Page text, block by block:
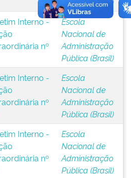
Interno -
nº
Escola
Nacional de
Administração
Pública (Brasil)
Interno -
nº
Escola
Nacional de
Administração
Pública (Brasil)
Interno -
nº
Escola
Nacional de
Administração
Pública (Brasil)